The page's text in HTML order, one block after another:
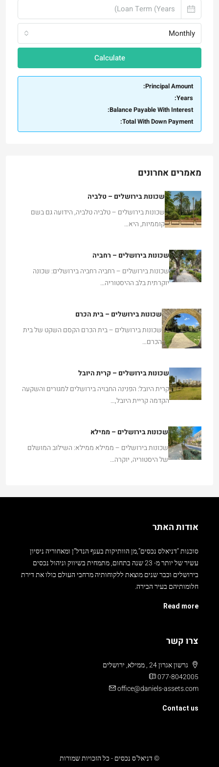
Monthly
Calculate
Principal Amount:
Years:
Balance Payable With Interest:
Total With Down Payment:
מאמרים אחרונים
שכונות בירושלים – טלביה
שכונות בירושלים – טלביה טלביה, הידועה גם בשם
קוממיות, היא…
שכונות בירושלים – רחביה
שכונות בירושלים – רחביה רחביה בירושלים: שכונה
יוקרתית בלב ההיסטוריה…
שכונות בירושלים – בית הכרם
שכונות בירושלים – בית הכרם הקסם השקט של בית
הכרם…
שכונות בירושלים – קרית היובל
קרית היובל: הפנינה החבויה בירושלים למגורים והשקעה
הקדמה קריית היובל,…
שכונות בירושלים – ממילא
שכונות בירושלים – ממילא ממילא: השילוב המושלם
של היסטוריה, יוקרה…
אודות האתר
סוכנות “דניאלס נכסים”,מן הוותיקות בענף הנדל”ן ומאחוריה ניסיון
עשיר של יותר מ- 23 שנה בתחום, מתמחית בשיווק וניהול נכסים
בירושלים וכבר שנים מוצאת ללקוחותיה מרחבי העולם כולו את דירת
חלומותיהם בעיר הבירה.
Read more
צרו קשר
גרשון אגרון 24 , ממילא, ירושלים
077-8042005
office@daniels-assets.com
Contact us
© דניאל’ס נכסים - כל הזכויות שמורות